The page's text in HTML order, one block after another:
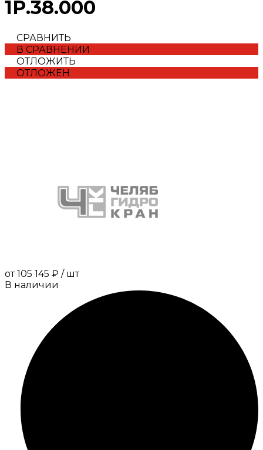
1Р.38.000
СРАВНИТЬ
В СРАВНЕНИИ
ОТЛОЖИТЬ
ОТЛОЖЕН
от 105 145 ₽ / шт
В наличии